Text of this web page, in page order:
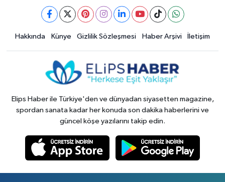
Hakkında Künye Gizlilik Sözleşmesi Haber Arşivi İletişim
Elips Haber ile Türkiye'den ve dünyadan siyasetten magazine,
spordan sanata kadar her konuda son dakika haberlerini ve
güncel köşe yazılarını takip edin.